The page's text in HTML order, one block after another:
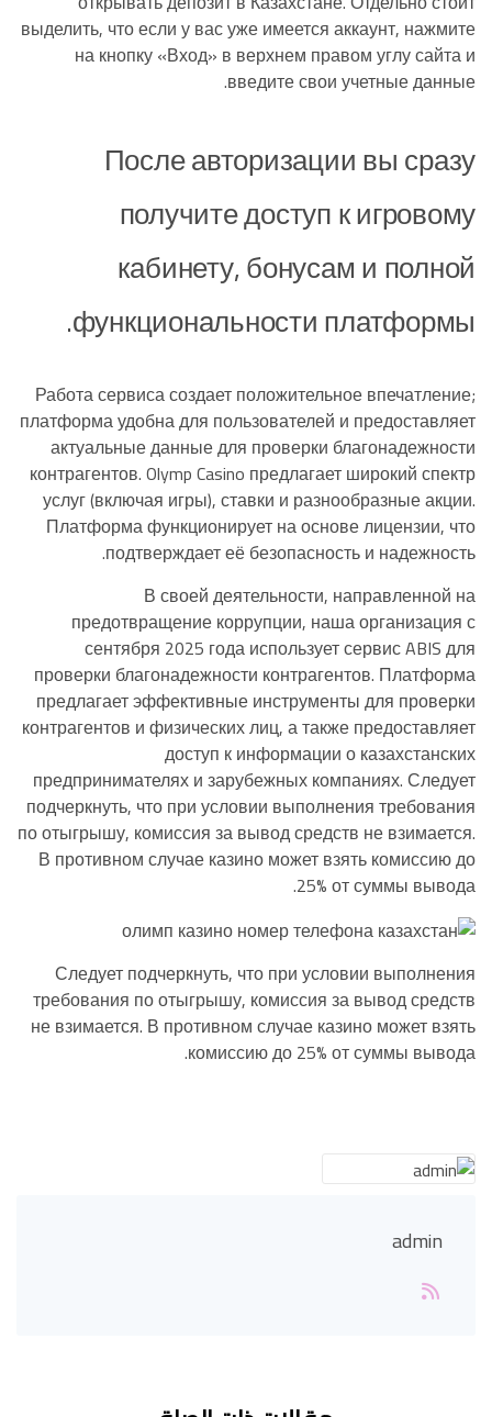
выделить, что если у вас уже имеется аккаунт, нажмите
на кнопку «Вход» в верхнем правом углу сайта и
введите свои учетные данные.
После авторизации вы сразу
получите доступ к игровому
кабинету, бонусам и полной
функциональности платформы.
Работа сервиса создает положительное впечатление;
платформа удобна для пользователей и предоставляет
актуальные данные для проверки благонадежности
контрагентов. Olymp Casino предлагает широкий спектр
услуг (включая игры), ставки и разнообразные акции.
Платформа функционирует на основе лицензии, что
подтверждает её безопасность и надежность.
В своей деятельности, направленной на
предотвращение коррупции, наша организация с
сентября 2025 года использует сервис ABIS для
проверки благонадежности контрагентов. Платформа
предлагает эффективные инструменты для проверки
контрагентов и физических лиц, а также предоставляет
доступ к информации о казахстанских
предпринимателях и зарубежных компаниях. Следует
подчеркнуть, что при условии выполнения требования
по отыгрышу, комиссия за вывод средств не взимается.
В противном случае казино может взять комиссию до
25% от суммы вывода.
Следует подчеркнуть, что при условии выполнения
требования по отыгрышу, комиссия за вывод средств
не взимается. В противном случае казино может взять
комиссию до 25% от суммы вывода.
admin